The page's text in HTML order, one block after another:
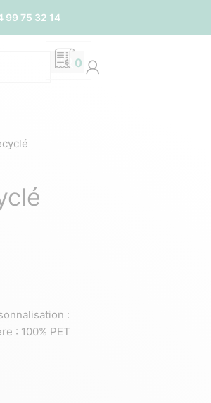
99 75 32 14
0
:
: 100% PET